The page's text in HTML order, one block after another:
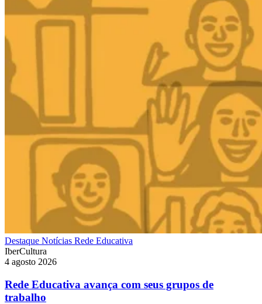
Destaque Notícias Rede Educativa
IberCultura
4 agosto 2026
Rede Educativa avança com seus grupos de
trabalho